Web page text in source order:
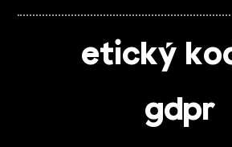
etický
gdpr